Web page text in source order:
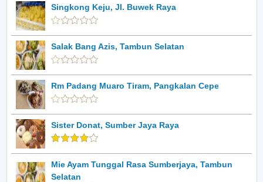
Singkong Keju, Jl. Buwek Raya
Salak Bang Azis, Tambun Selatan
Rm Padang Muaro Tiram, Pangkalan Cepe
Sister Donat, Sumber Jaya Raya
Mie Ayam Tunggal Rasa Sumberjaya, Tambun
Selatan